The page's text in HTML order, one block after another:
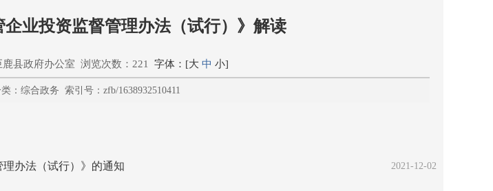
企业投资监督管理办法（试行）》解读
县政府办公室 浏览次数：221 字体：[大 中 小]
：综合政务 索引号：zfb/1638932510411
办法（试行）》的通知
2021-12-02